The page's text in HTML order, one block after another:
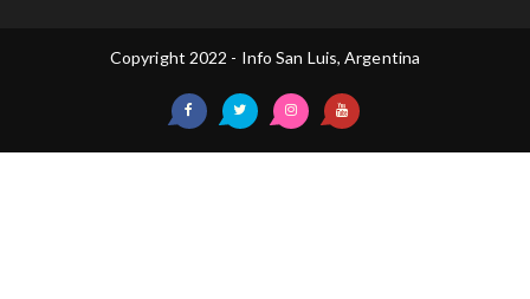
Copyright 2022 - Info San Luis, Argentina